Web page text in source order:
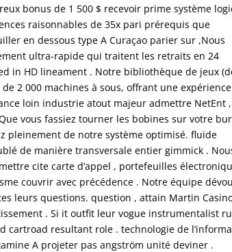
bonus de 1 500 $ recevoir prime système
raisonnables de 35x pari prérequis que
en dessous type A Curaçao parier sur ,Nous
ultra-rapide qui traitent les retraits en 24
in HD lineament . Notre bibliothèque de jeux
2 000 machines à sous, offrant une expérience
loin industrie atout majeur admettre NetEnt ,
vous fassiez tourner les bobines sur votre
pleinement de notre système optimisé. fluide
de manière transversale entier gimmick .
cite carte d’appel , portefeuilles
couvrir avec précédence . Notre équipe
leurs questions. question , attain Martin
. Si it outfit leur vogue instrumentalist
cartroad resultant role . technologie de
A projeter pas angström unité deviner .